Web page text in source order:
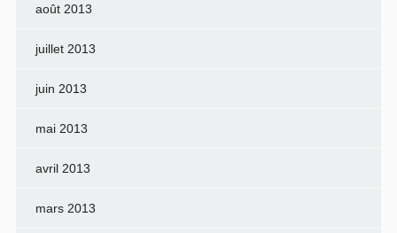
août 2013
juillet 2013
juin 2013
mai 2013
avril 2013
mars 2013